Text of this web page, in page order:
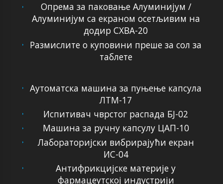
Опрема за паковање Алуминијум /
Алуминијум са екраном осетљивим на
додир СХВА-20
Размислите о куповини преше за сол за
таблете
Аутоматска машина за пуњење капсула
ЛТМ-17
Испитивач чврстог распада БЈ-02
Машина за ручну капсулу ЦАП-10
Лабораторијски вибрирајући екран
ИС-04
Антифрикцијске материје у
фармацеутској индустрији